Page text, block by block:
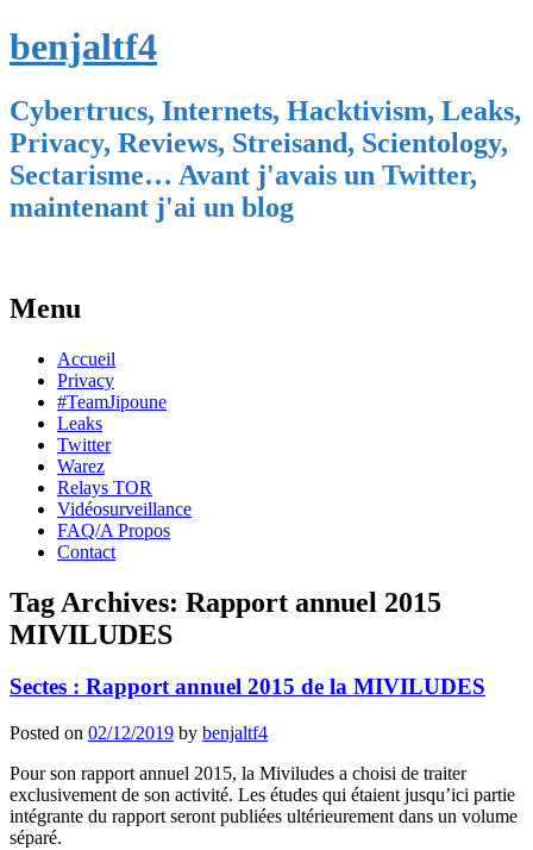
benjaltf4
Cybertrucs, Internets, Hacktivism, Leaks,
Privacy, Reviews, Streisand, Scientology,
Sectarisme… Avant j'avais un Twitter,
maintenant j'ai un blog
Menu
Skip
content
Accueil
Privacy
#TeamJipoune
Leaks
Twitter
Warez
Relays TOR
Vidéosurveillance
FAQ/A Propos
Contact
Tag Archives: Rapport annuel 2015
MIVILUDES
Sectes : Rapport annuel 2015 de la MIVILUDES
Posted on 02/12/2019 by benjaltf4
Pour son rapport annuel 2015, la Miviludes a choisi de traiter
exclusivement de son activité. Les études qui étaient jusqu’ici partie
intégrante du rapport seront publiées ultérieurement dans un volume
séparé.